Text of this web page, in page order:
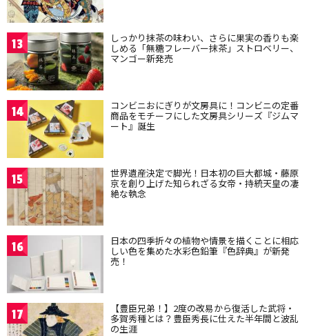
13 しっかり抹茶の味わい、さらに果実の香りも楽
しめる「無糖フレーバー抹茶」ストロベリー、
マンゴー新発売
14 コンビニおにぎりが文房具に！コンビニの定番
商品をモチーフにした文房具シリーズ『ジムマ
ート』誕生
15 世界遺産決定で脚光！日本初の巨大都城・藤原
京を創り上げた知られざる女帝・持統天皇の凄
絶な執念
16 日本の四季折々の植物や情景を描くことに相応
しい色を集めた水彩色鉛筆『色辞典』が新発
売！
17 【豊臣兄弟！】2度の改易から復活した武将・
多賀秀種とは？豊臣秀長に仕えた半年間と波乱
の生涯